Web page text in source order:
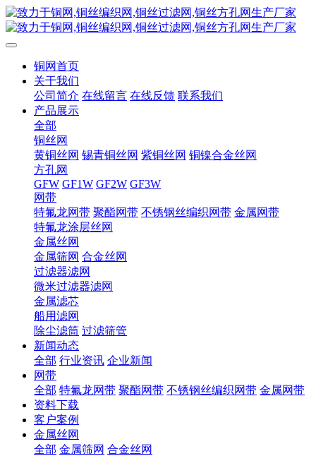
铜网首页
关于我们
公司简介 在线留言 在线反馈 联系我们
产品展示
全部
铜丝网
黄铜丝网 锡青铜丝网 紫铜丝网 铜镍合金丝网
方孔网
GFW GF1W GF2W GF3W
网带
特氟龙网带 聚酯网带 不锈钢丝编织网带 金属网带
特氟龙涂层丝网
金属丝网
金属筛网 合金丝网
过滤器滤网
微米过滤器滤网
金属滤芯
船用滤网
除尘滤筒 过滤筛管
新闻动态
全部 行业资讯 企业新闻
网带
全部 特氟龙网带 聚酯网带 不锈钢丝编织网带 金属网带
资料下载
客户案例
金属丝网
全部 金属筛网 合金丝网